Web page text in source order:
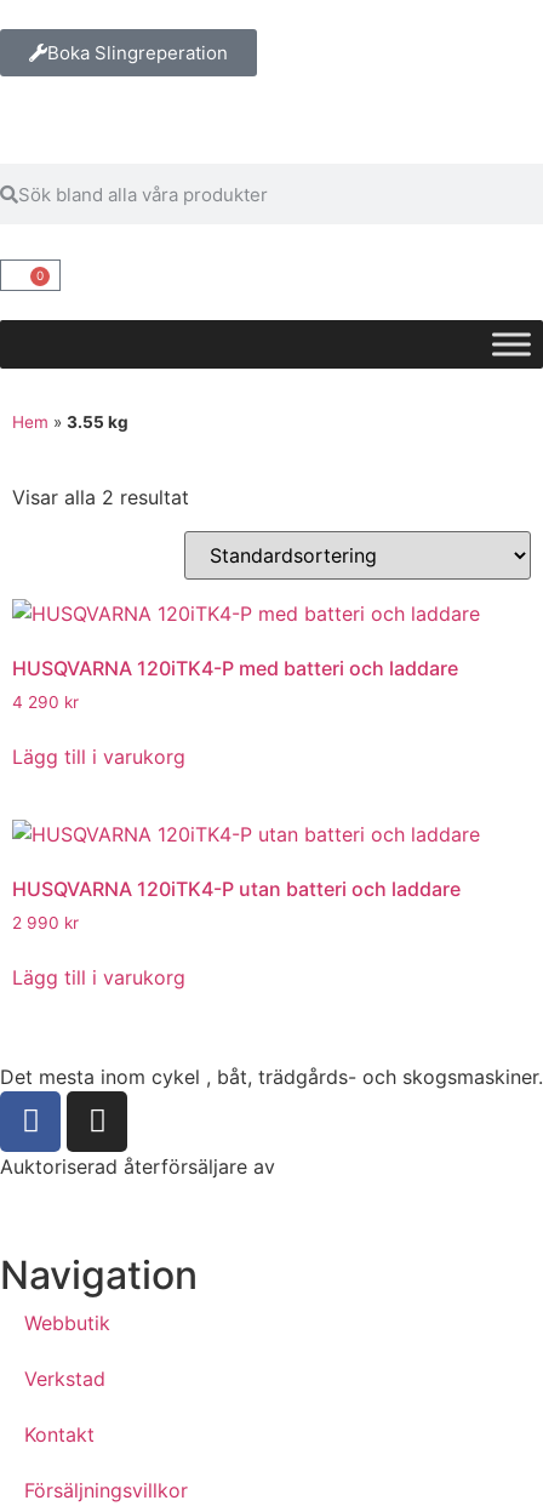
Boka Slingreperation
0
Hem » 3.55 kg
Visar alla 2 resultat
HUSQVARNA 120iTK4-P med batteri och laddare
4 290 kr
Lägg till i varukorg
HUSQVARNA 120iTK4-P utan batteri och laddare
2 990 kr
Lägg till i varukorg
Det mesta inom cykel , båt, trädgårds- och skogsmaskiner.
Auktoriserad återförsäljare av
Navigation
Webbutik
Verkstad
Kontakt
Försäljningsvillkor